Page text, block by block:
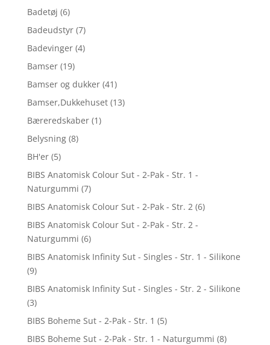
Badetøj (6)
Badeudstyr (7)
Badevinger (4)
Bamser (19)
Bamser og dukker (41)
Bamser,Dukkehuset (13)
Bæreredskaber (1)
Belysning (8)
BH'er (5)
BIBS Anatomisk Colour Sut - 2-Pak - Str. 1 -
Naturgummi (7)
BIBS Anatomisk Colour Sut - 2-Pak - Str. 2 (6)
BIBS Anatomisk Colour Sut - 2-Pak - Str. 2 -
Naturgummi (6)
BIBS Anatomisk Infinity Sut - Singles - Str. 1 - Silikone
(9)
BIBS Anatomisk Infinity Sut - Singles - Str. 2 - Silikone
(3)
BIBS Boheme Sut - 2-Pak - Str. 1 (5)
BIBS Boheme Sut - 2-Pak - Str. 1 - Naturgummi (8)